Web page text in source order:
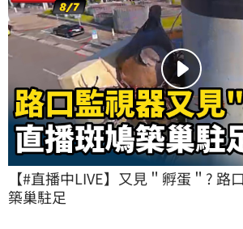
【#直播中LIVE】又見＂孵蛋＂? 路
築巢駐足